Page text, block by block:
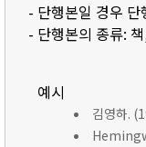
- 단행본일 경우 단
- 단행본의 종류:
예시
김영하.